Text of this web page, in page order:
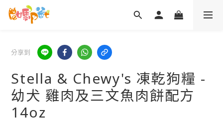
分享到
Stella & Chewy's 凍乾狗糧 -
幼犬 雞肉及三文魚肉餅配方
14oz